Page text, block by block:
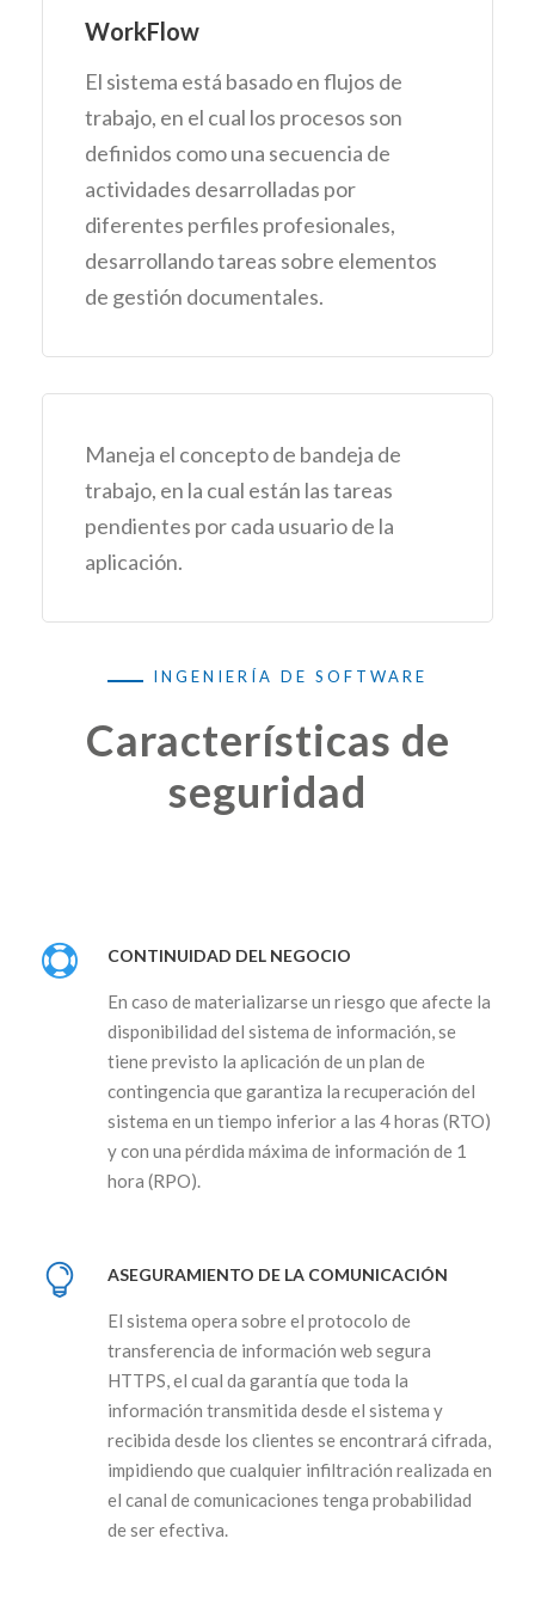
WorkFlow
El sistema está basado en flujos de
trabajo, en el cual los procesos son
definidos como una secuencia de
actividades desarrolladas por
diferentes perfiles profesionales,
desarrollando tareas sobre elementos
de gestión documentales.
Maneja el concepto de bandeja de
trabajo, en la cual están las tareas
pendientes por cada usuario de la
aplicación.
INGENIERÍA DE SOFTWARE
Características de
seguridad
CONTINUIDAD DEL NEGOCIO
En caso de materializarse un riesgo que afecte la
disponibilidad del sistema de información, se
tiene previsto la aplicación de un plan de
contingencia que garantiza la recuperación del
sistema en un tiempo inferior a las 4 horas (RTO)
y con una pérdida máxima de información de 1
hora (RPO).
ASEGURAMIENTO DE LA COMUNICACIÓN
El sistema opera sobre el protocolo de
transferencia de información web segura
HTTPS, el cual da garantía que toda la
información transmitida desde el sistema y
recibida desde los clientes se encontrará cifrada,
impidiendo que cualquier infiltración realizada en
el canal de comunicaciones tenga probabilidad
de ser efectiva.